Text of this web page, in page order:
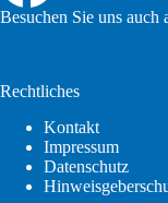
Besuchen Sie uns auch
Rechtliches
Kontakt
Impressum
Datenschutz